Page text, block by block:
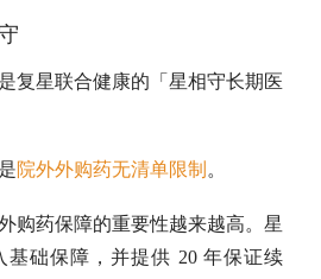
复星联合健康的「星相守长期医
院外外购药无清单限制 。
购药保障的重要性越来越高。星
基础保障，并提供 20 年保证续